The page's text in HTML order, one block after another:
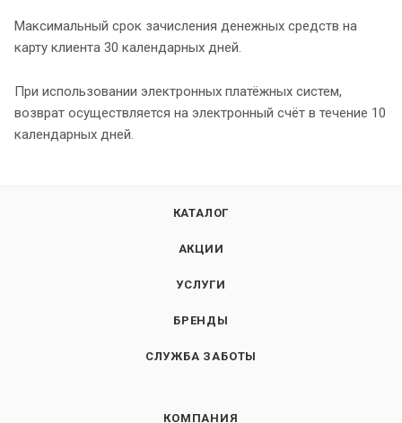
Максимальный срок зачисления денежных средств на
карту клиента 30 календарных дней.
При использовании электронных платёжных систем,
возврат осуществляется на электронный счёт в течение 10
календарных дней.
КАТАЛОГ
АКЦИИ
УСЛУГИ
БРЕНДЫ
СЛУЖБА ЗАБОТЫ
КОМПАНИЯ